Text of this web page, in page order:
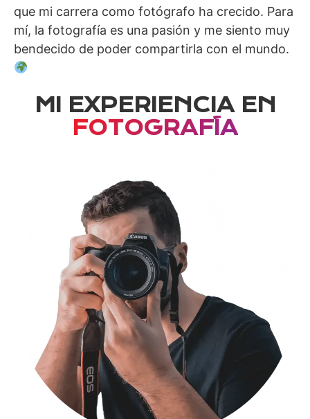
que mi carrera como fotógrafo ha crecido. Para
mí, la fotografía es una pasión y me siento muy
bendecido de poder compartirla con el mundo.
MI EXPERIENCIA EN
FOTOGRAFÍA